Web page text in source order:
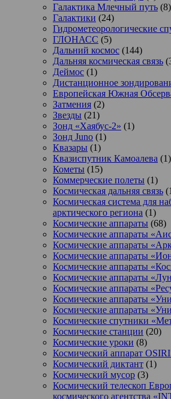
Галактика Млечный путь (8)
Галактики (24)
Гидрометеорологические
ГЛОНАСС (5)
Дальний космос (144)
Дальняя космическая связь
Деймос (1)
Дистанционное
Европейская Южная
Затмения (2)
Звезды (21)
Зонд «Хаябус-2» (1)
Зонд Juno (1)
Квазары (1)
Квазиспутник Камоалева (1)
Кометы (15)
Коммерческие полеты (1)
Космическая дальняя связь
Космическая система для
арктического региона (1)
Космические аппараты (68)
Космические аппараты
Космические аппараты
Космические аппараты
Космические аппараты
Космические аппараты
Космические аппараты
Космические аппараты
Космические аппараты
Космические спутники
Космические станции (20)
Космические уроки (8)
Космический аппарат
Космический диктант (1)
Космический мусор (3)
Космический телескоп
космического агентства